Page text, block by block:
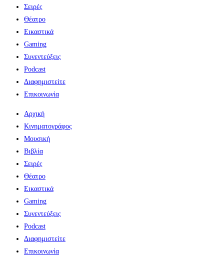
Σειρές
Θέατρο
Εικαστικά
Gaming
Συνεντεύξεις
Podcast
Διαφημιστείτε
Επικοινωνία
Αρχική
Κινηματογράφος
Μουσική
Βιβλία
Σειρές
Θέατρο
Εικαστικά
Gaming
Συνεντεύξεις
Podcast
Διαφημιστείτε
Επικοινωνία